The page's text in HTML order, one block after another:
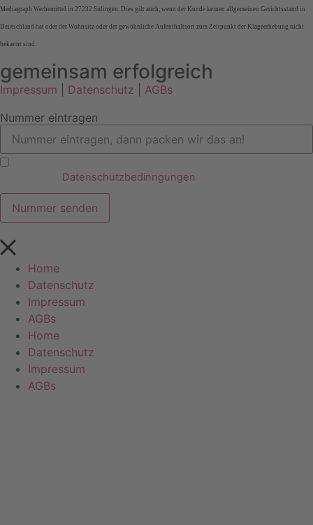
Mediagraph Werbemittel in 27232 Sulingen. Dies gilt auch, wenn der Kunde keinen allgemeinen Gerichtsstand in
Deutschland hat oder der Wohnsitz oder der gewöhnliche Aufenthaltsort zum Zeitpunkt der Klageerhebung nicht
bekannt sind.
gemeinsam erfolgreich
Impressum Datenschutz AGBs
Nummer eintragen
Datenschutzbedinngungen
Nummer senden
Home
Datenschutz
Impressum
AGBs
Home
Datenschutz
Impressum
AGBs